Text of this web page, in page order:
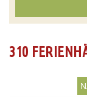
310